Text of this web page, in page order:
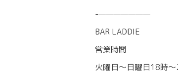
-———————
BAR LADDIE
営業時間
火曜日〜日曜日18時